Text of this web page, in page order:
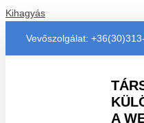
Kihagyás
Vevőszolgálat:
A